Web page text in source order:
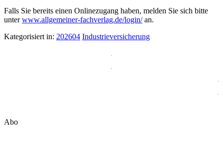
Falls Sie bereits einen Onlinezugang haben, melden Sie sich bitte
unterwww.allgemeiner-fachverlag.de/login/an.
Kategorisiert in: 202604 Industrieversicherung
Abo